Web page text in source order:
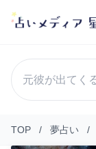
TOP / 夢占い /